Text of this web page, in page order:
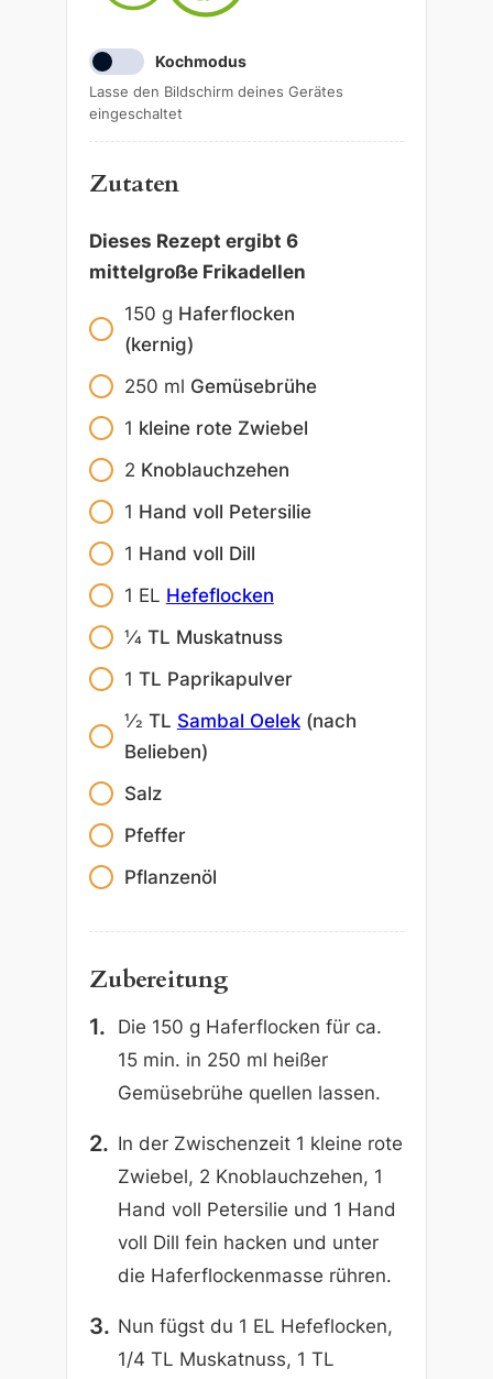
Kochmodus
Lasse den Bildschirm deines Gerätes
eingeschaltet
Zutaten
Dieses Rezept ergibt 6
mittelgroße Frikadellen
150 g Haferflocken
(kernig)
250 ml Gemüsebrühe
1 kleine rote Zwiebel
2 Knoblauchzehen
1 Hand voll Petersilie
1 Hand voll Dill
1 EL Hefeflocken
1⁄4 TL Muskatnuss
1 TL Paprikapulver
1⁄2 TL Sambal Oelek(nach
Belieben)
Salz
Pfeffer
Pflanzenöl
Zubereitung
Die 150 g Haferflocken für ca.
15 min. in 250 ml heißer
Gemüsebrühe quellen lassen.
In der Zwischenzeit 1 kleine rote
Zwiebel, 2 Knoblauchzehen, 1
Hand voll Petersilie und 1 Hand
voll Dill fein hacken und unter
die Haferflockenmasse rühren.
Nun fügst du 1 EL Hefeflocken,
1/4 TL Muskatnuss, 1 TL